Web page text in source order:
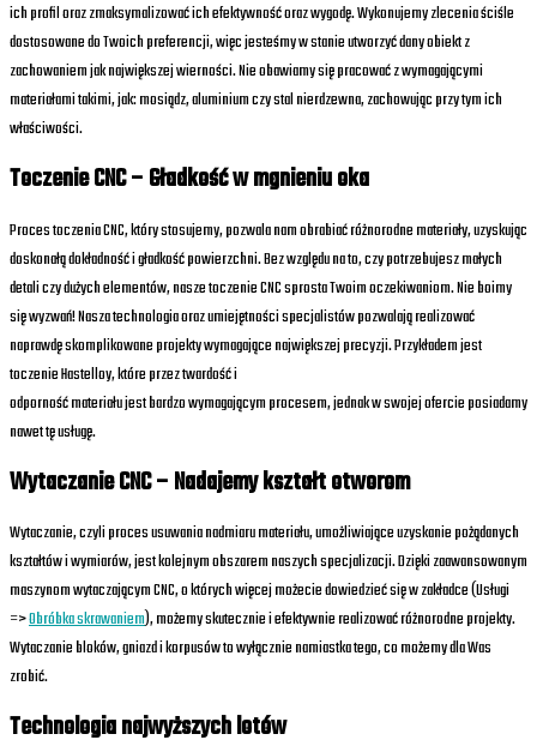
ich profil oraz zmaksymalizować ich efektywność oraz wygodę. Wykonujemy zlecenia ściśle
dostosowane do Twoich preferencji, więc jesteśmy w stanie utworzyć dany obiekt z
zachowaniem jak największej wierności. Nie obawiamy się pracować z wymagającymi
materiałami takimi, jak: mosiądz, aluminium czy stal nierdzewna, zachowując przy tym ich
właściwości.
Toczenie CNC – Gładkość w mgnieniu oka
Proces toczenia CNC, który stosujemy, pozwala nam obrabiać różnorodne materiały, uzyskując
doskonałą dokładność i gładkość powierzchni. Bez względu na to, czy potrzebujesz małych
detali czy dużych elementów, nasze toczenie CNC sprosta Twoim oczekiwaniom. Nie boimy
się wyzwań! Nasza technologia oraz umiejętności specjalistów pozwalają realizować
naprawdę skomplikowane projekty wymagające największej precyzji. Przykładem jest
toczenie Hastelloy, które przez twardość i
odporność materiału jest bardzo wymagającym procesem, jednak w swojej ofercie posiadamy
nawet tę usługę.
Wytaczanie CNC – Nadajemy kształt otworom
Wytaczanie, czyli proces usuwania nadmiaru materiału, umożliwiające uzyskanie pożądanych
kształtów i wymiarów, jest kolejnym obszarem naszych specjalizacji. Dzięki zaawansowanym
maszynom wytaczającym CNC, o których więcej możecie dowiedzieć się w zakładce (Usługi
=>Obróbka skrawaniem), możemy skutecznie i efektywnie realizować różnorodne projekty.
Wytaczanie bloków, gniazd i korpusów to wyłącznie namiastka tego, co możemy dla Was
zrobić.
Technologia najwyższych lotów